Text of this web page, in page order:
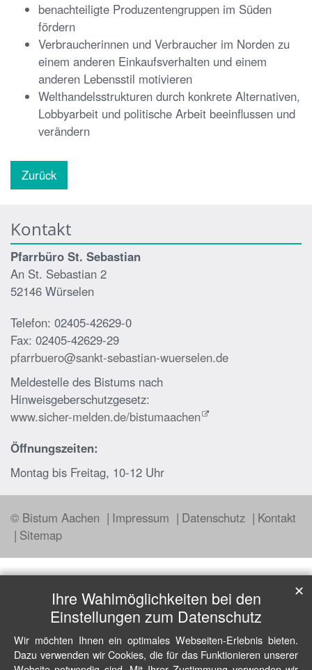
benachteiligte Produzentengruppen im Süden
fördern
Verbraucherinnen und Verbraucher im Norden zu
einem anderen Einkaufsverhalten und einem
anderen Lebensstil motivieren
Welthandelsstrukturen durch konkrete Alternativen,
Lobbyarbeit und politische Arbeit beeinflussen und
verändern
Zurück
Kontakt
Pfarrbüro St. Sebastian
An St. Sebastian 2
52146 Würselen
Telefon: 02405-42629-0
Fax: 02405-42629-29
pfarrbuero@sankt-sebastian-wuerselen.de
Meldestelle des Bistums nach
Hinweisgeberschutzgesetz:
www.sicher-melden.de/bistumaachen
Öffnungszeiten:
Montag bis Freitag, 10-12 Uhr
© Bistum Aachen Impressum Datenschutz
Kontakt
Sitemap
Ihre Wahlmöglichkeiten bei den
Einstellungen zum Datenschutz
Wir möchten Ihnen ein optimales Webseiten-Erlebnis bieten.
Dazu verwenden wir Cookies, die für das Funktionieren unserer
✕